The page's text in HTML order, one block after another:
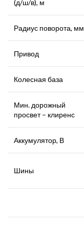
(д/ш/в), м
Радиус поворота, мм
Привод
Колесная база
Мин. дорожный
просвет – клиренс
Аккумулятор, В
Шины